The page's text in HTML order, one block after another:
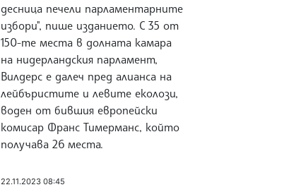
десница печели парламентарните
избори", пише изданието. С 35 от
150-те места в долната камара
на нидерландския парламент,
Вилдерс е далеч пред алианса на
лейбъристите и левите еколози,
воден от бившия европейски
комисар Франс Тимерманс, който
получава 26 места.
22.11.2023 08:45